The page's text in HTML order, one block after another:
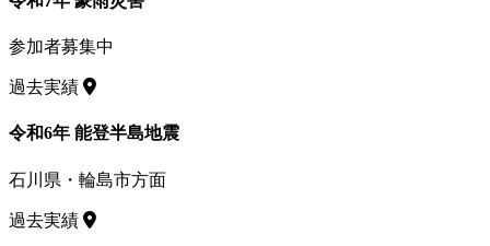
参加者募集中
過去実績
令和6年 能登半島地震
石川県・輪島市方面
過去実績